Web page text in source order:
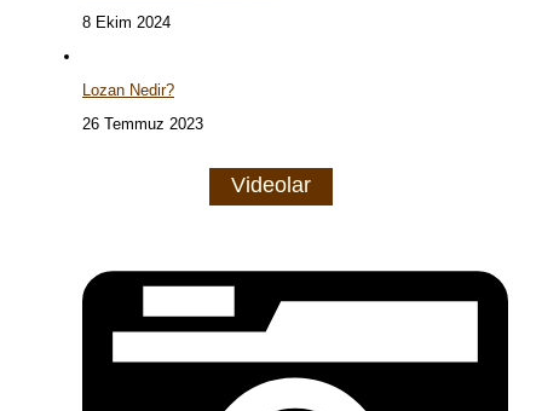
8 Ekim 2024
Lozan Nedir?
26 Temmuz 2023
Videolar